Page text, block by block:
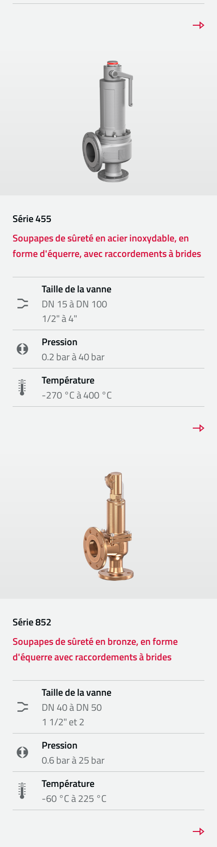
Série455
Soupapes de sûreté en acier inoxydable, en
forme d'équerre, avec raccordements à brides
Taille de la vanne
DN 15 à DN 100
1/2" à 4"
Pression
0.2 bar à 40 bar
Température
-270 °C à 400 °C
Série852
Soupapes de sûreté en bronze, en forme
d'équerre avec raccordements à brides
Taille de la vanne
DN 40 à DN 50
1 1/2" et 2
Pression
0.6 bar à 25 bar
Température
-60 °C à 225 °C